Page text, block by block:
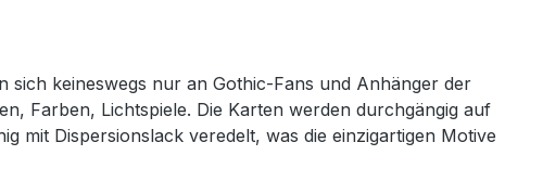
sich keineswegs nur an Gothic-Fans und Anhänger der
Farben, Lichtspiele. Die Karten werden durchgängig auf
mit Dispersionslack veredelt, was die einzigartigen Motive